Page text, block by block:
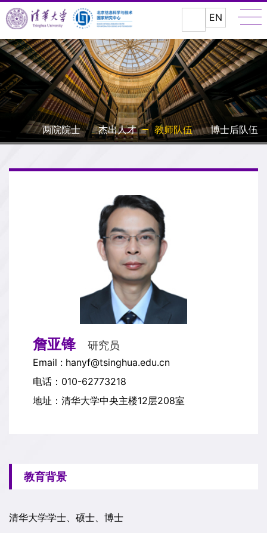
EN
两院院士 杰出人才 教师队伍 博士后队伍
詹亚锋 研究员
Email : hanyf@tsinghua.edu.cn
电话：010-62773218
地址：清华大学中央主楼12层208室
教育背景
清华大学学士、硕士、博士